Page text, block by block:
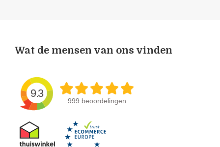
Wat de mensen van ons vinden
9.3
999 beoordelingen